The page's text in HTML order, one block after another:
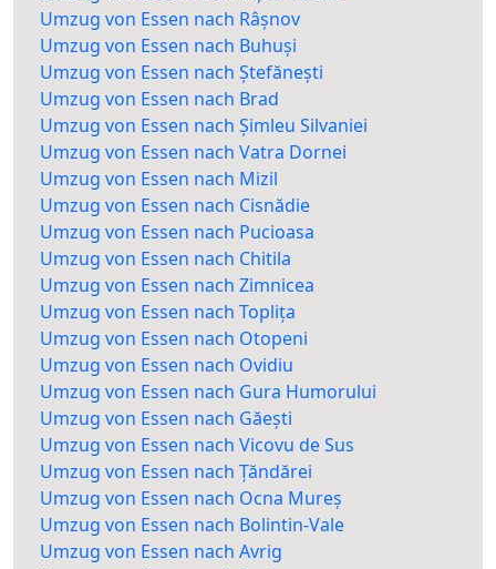
Umzug von Essen nach Râșnov
Umzug von Essen nach Buhuși
Umzug von Essen nach Ștefănești
Umzug von Essen nach Brad
Umzug von Essen nach Șimleu Silvaniei
Umzug von Essen nach Vatra Dornei
Umzug von Essen nach Mizil
Umzug von Essen nach Cisnădie
Umzug von Essen nach Pucioasa
Umzug von Essen nach Chitila
Umzug von Essen nach Zimnicea
Umzug von Essen nach Toplița
Umzug von Essen nach Otopeni
Umzug von Essen nach Ovidiu
Umzug von Essen nach Gura Humorului
Umzug von Essen nach Găești
Umzug von Essen nach Vicovu de Sus
Umzug von Essen nach Țăndărei
Umzug von Essen nach Ocna Mureș
Umzug von Essen nach Bolintin-Vale
Umzug von Essen nach Avrig